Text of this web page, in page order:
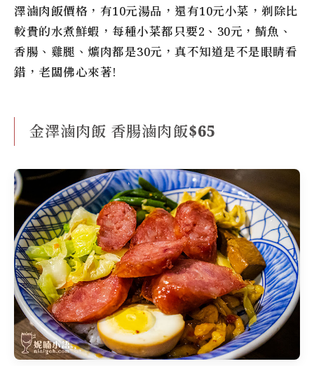
澤滷肉飯價格，有10元湯品，還有10元小菜，剃除比
較貴的水煮鮮蝦，每種小菜都只要2、30元，鯖魚、
香腸、雞腿、爌肉都是30元，真不知道是不是眼睛看
錯，老闆佛心來著!
金澤滷肉飯 香腸滷肉飯$65